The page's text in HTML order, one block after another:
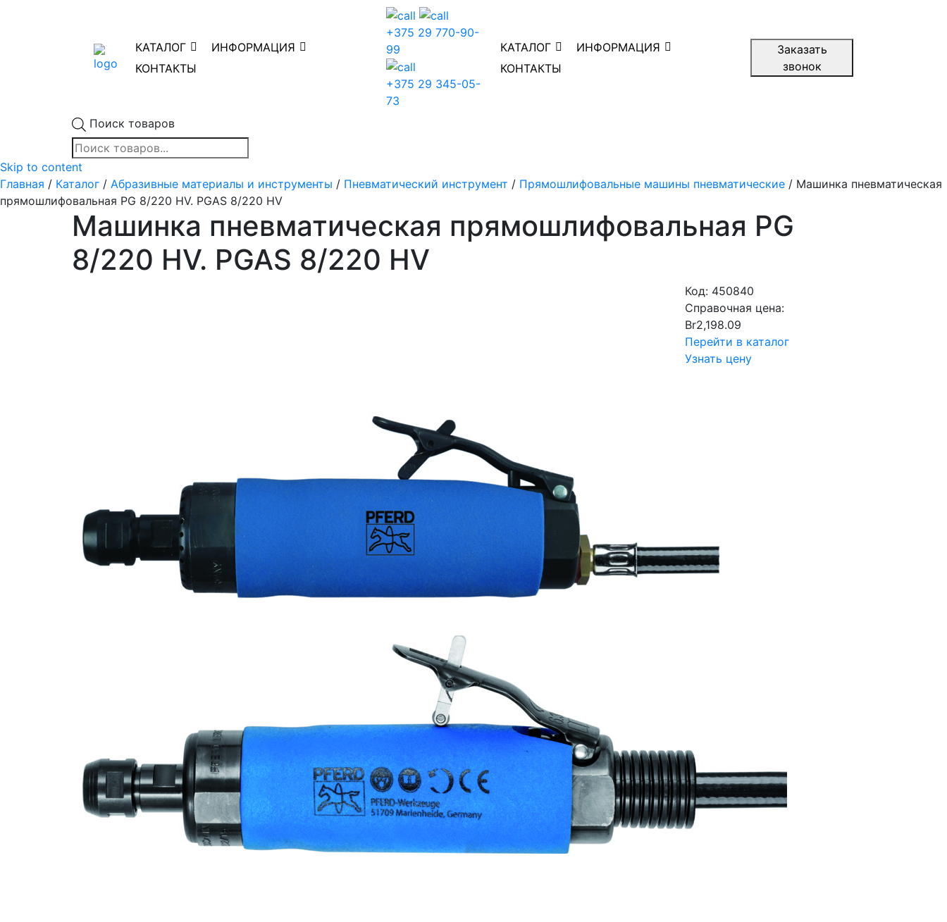
КАТАЛОГ
ИНФОРМАЦИЯ
КОНТАКТЫ
+375 29 770-90-
99
+375 29 345-05-
73
КАТАЛОГ
ИНФОРМАЦИЯ
КОНТАКТЫ
Заказать
звонок
Поиск товаров
Skip to content
Главная / Каталог / Абразивные материалы и инструменты / Пневматический инструмент / Прямошлифовальные машины пневматические / Машинка пневматическая
прямошлифовальная PG 8/220 HV. PGAS 8/220 HV
Машинка пневматическая прямошлифовальная PG
8/220 HV. PGAS 8/220 HV
Код: 450840
Справочная цена:
Br2,198.09
Перейти в каталог
Узнать цену